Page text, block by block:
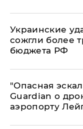
Украинские
сожгли более
бюджета РФ
"Опасная
Guardian о
аэропорту